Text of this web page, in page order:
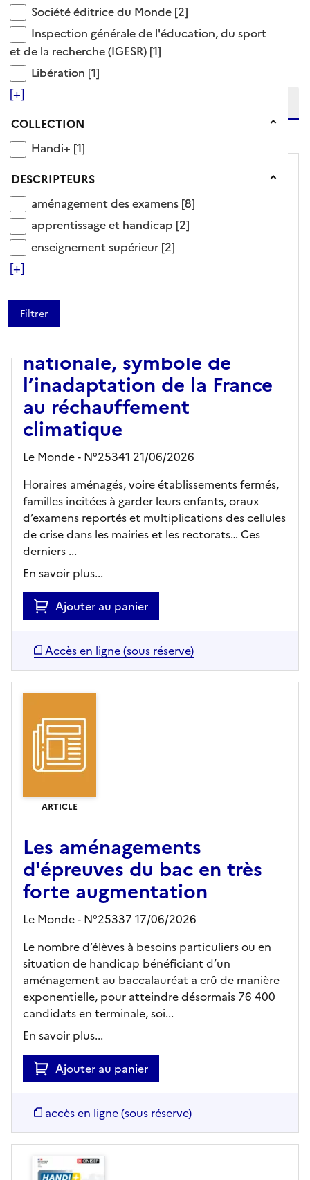
Société éditrice du Monde
Société éditrice du Monde [2]
Inspection générale de l'éducation, du sport et de
Inspection générale de l'éducation, du sport
et de la recherche (IGESR) [1]
Libération
Libération [1]
[+]
Collection
COLLECTION
Handi+
Handi+ [1]
Descripteurs
DESCRIPTEURS
aménagement des examens
aménagement des examens [8]
apprentissage et handicap
apprentissage et handicap [2]
enseignement supérieur
enseignement supérieur [2]
[+]
Tris disponibles (Ouverture d'une modale)
Ajouter le résultat au panier
Affiner la recherche
Etendre la recherche sur
niveau(x) vers le bas
Canicule : le grand
nationale, symbole de
l’inadaptation de la France
au réchauffement
climatique
Le Monde - N°25341 21/06/2026
Horaires aménagés, voire établissements fermés,
familles incitées à garder leurs enfants, oraux
d’examens reportés et multiplications des cellules
de crise dans les mairies et les rectorats… Ces
derniers ...
En savoir plus...
Ajouter au panier
Accès en ligne (sous réserve)
ARTICLE
Les aménagements
d'épreuves du bac en très
forte augmentation
Le Monde - N°25337 17/06/2026
Le nombre d’élèves à besoins particuliers ou en
situation de handicap bénéficiant d’un
aménagement au baccalauréat a crû de manière
exponentielle, pour atteindre désormais 76 400
candidats en terminale, soi...
En savoir plus...
Ajouter au panier
accès en ligne (sous réserve)